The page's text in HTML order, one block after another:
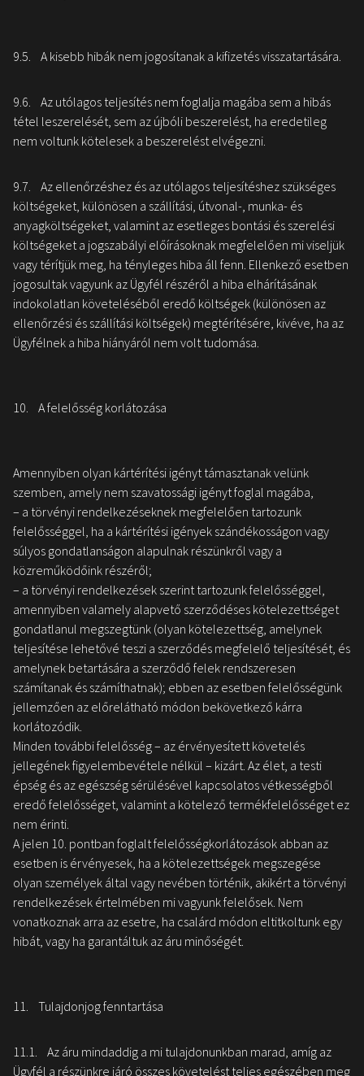
9.5. A kisebb hibák nem jogosítanak a kifizetés visszatartására.
9.6. Az utólagos teljesítés nem foglalja magába sem a hibás
tétel leszerelését, sem az újbóli beszerelést, ha eredetileg
nem voltunk kötelesek a beszerelést elvégezni.
9.7. Az ellenőrzéshez és az utólagos teljesítéshez szükséges
költségeket, különösen a szállítási, útvonal-, munka- és
anyagköltségeket, valamint az esetleges bontási és szerelési
költségeket a jogszabályi előírásoknak megfelelően mi viseljük
vagy térítjük meg, ha tényleges hiba áll fenn. Ellenkező esetben
jogosultak vagyunk az Ügyfél részéről a hiba elhárításának
indokolatlan követeléséből eredő költségek (különösen az
ellenőrzési és szállítási költségek) megtérítésére, kivéve, ha az
Ügyfélnek a hiba hiányáról nem volt tudomása.
10. A felelősség korlátozása
Amennyiben olyan kártérítési igényt támasztanak velünk
szemben, amely nem szavatossági igényt foglal magába,
– a törvényi rendelkezéseknek megfelelően tartozunk
felelősséggel, ha a kártérítési igények szándékosságon vagy
súlyos gondatlanságon alapulnak részünkről vagy a
közreműködőink részéről;
– a törvényi rendelkezések szerint tartozunk felelősséggel,
amennyiben valamely alapvető szerződéses kötelezettséget
gondatlanul megszegtünk (olyan kötelezettség, amelynek
teljesítése lehetővé teszi a szerződés megfelelő teljesítését, és
amelynek betartására a szerződő felek rendszeresen
számítanak és számíthatnak); ebben az esetben felelősségünk
jellemzően az előrelátható módon bekövetkező kárra
korlátozódik.
Minden további felelősség – az érvényesített követelés
jellegének figyelembevétele nélkül – kizárt. Az élet, a testi
épség és az egészség sérülésével kapcsolatos vétkességből
eredő felelősséget, valamint a kötelező termékfelelősséget ez
nem érinti.
A jelen 10. pontban foglalt felelősségkorlátozások abban az
esetben is érvényesek, ha a kötelezettségek megszegése
olyan személyek által vagy nevében történik, akikért a törvényi
rendelkezések értelmében mi vagyunk felelősek. Nem
vonatkoznak arra az esetre, ha csalárd módon eltitkoltunk egy
hibát, vagy ha garantáltuk az áru minőségét.
11. Tulajdonjog fenntartása
11.1. Az áru mindaddig a mi tulajdonunkban marad, amíg az
Ügyfél a részünkre járó összes követelést teljes egészében meg